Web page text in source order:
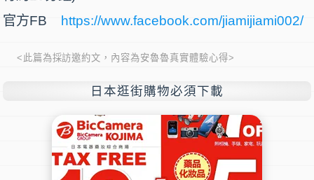
官方FB
https://www.facebook.com/jiamijiami002/
<此篇為採訪邀約文，內容為安魯魯真實體驗心得>
日本逛街購物必須下載